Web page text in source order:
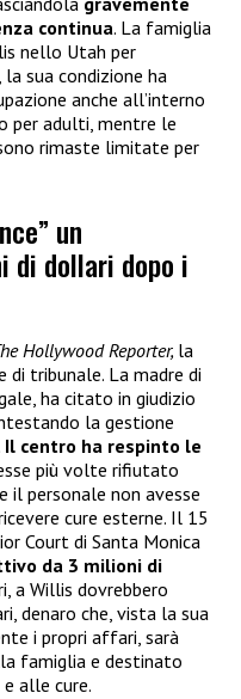
continua. La famiglia
nello Utah per
sua condizione ha
anche all’interno
per adulti, mentre le
rimaste limitate per
un
di dollari dopo i
Hollywood Reporter, la
di tribunale. La madre di
ha citato in giudizio
la gestione
Il centro ha respinto le
più volte rifiutato
il personale non avesse
cure esterne. Il 15
Court di Santa Monica
da 3 milioni di
a Willis dovrebbero
denaro che, vista la sua
i propri affari, sarà
famiglia e destinato
alle cure.